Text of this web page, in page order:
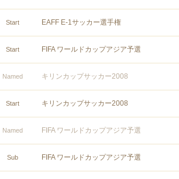
Start EAFF E-1サッカー選手権
Start FIFA ワールドカップアジア予選
Named キリンカップサッカー2008
Start キリンカップサッカー2008
Named FIFA ワールドカップアジア予選
Sub FIFA ワールドカップアジア予選